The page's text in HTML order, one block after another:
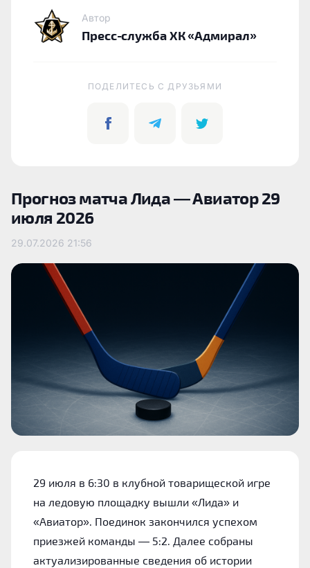
Автор
Пресс-служба ХК «Адмирал»
ПОДЕЛИТЕСЬ C ДРУЗЬЯМИ
Прогноз матча Лида — Авиатор 29
июля 2026
29.07.2026 21:56
29 июля в 6:30 в клубной товарищеской игре
на ледовую площадку вышли «Лида» и
«Авиатор». Поединок закончился успехом
приезжей команды — 5:2. Далее собраны
актуализированные сведения об истории